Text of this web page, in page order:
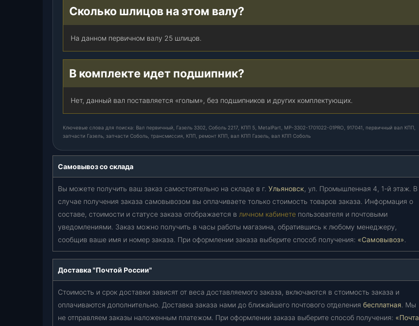
M
a
t
)
(
М
-
3
0
2
-
1
7
0
1
2
2
-
Сколько шлицов на этом валу?
На данном первичном валу 25 шлицов.
В комплекте идет подшипник?
Нет, данный вал поставляется «голым», без подшипников и других комплектующих.
Ключевые слова для поиска: Вал первичный, Газель 3302, Соболь 2217, КПП 5, MetalPart, МР-3302-1701022-01PRO, 917041, первичный вал КПП,
запчасти Газель, запчасти Соболь, трансмиссия, КПП, ремонт КПП, вал КПП Газель, вал КПП Соболь
Самовывоз со склада
Вы можете получить ваш заказ самостоятельно на складе в г. Ульяновск, ул. Промышленная 4, 1-й этаж. В
случае получения заказа самовывозом вы оплачиваете только стоимость товаров заказа. Информация о
составе, стоимости и статусе заказа отображается в личном кабинете пользователя и почтовыми
уведомлениями. Заказ можно получить в часы работы магазина, обратившись к любому менеджеру,
сообщив ваше имя и номер заказа. При оформлении заказа выберите способ получения: «Самовывоз».
Доставка "Почтой России"
Стоимость и срок доставки зависят от веса доставляемого заказа, включаются в стоимость заказа и
оплачиваются дополнительно. Доставка заказа нами до ближайшего почтового отделения бесплатная. Мы
не отправляем заказы наложенным платежом. При оформлении заказа выберите способ получения: «Почта